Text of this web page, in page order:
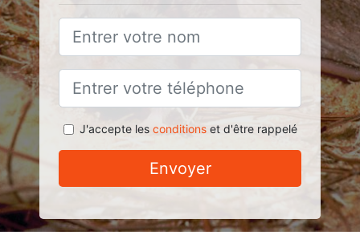
J'accepte les conditionset d'être rappelé
Envoyer